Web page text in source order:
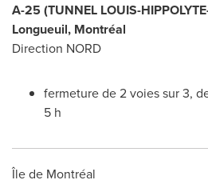
A-25 (TUNNEL LOUIS-
Longueuil, Montréal
Direction NORD
fermeture de 2 voies sur 3,
5 h
Île de Montréal